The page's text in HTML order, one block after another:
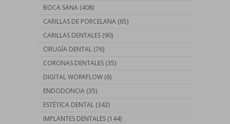
BOCA SANA (408)
CARILLAS DE PORCELANA (65)
CARILLAS DENTALES (90)
CIRUGÍA DENTAL (76)
CORONAS DENTALES (35)
DIGITAL WORKFLOW (6)
ENDODONCIA (35)
ESTÉTICA DENTAL (342)
IMPLANTES DENTALES (144)